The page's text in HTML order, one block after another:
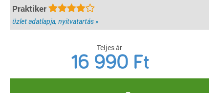
Praktiker
üzlet adatlapja, nyitvatartás »
Teljes ár
16 990 Ft